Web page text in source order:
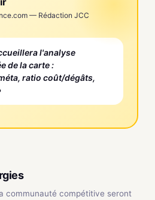
— Rédaction JCC
l'analyse
de la carte :
ratio coût/dégâts,
communauté compétitive seront